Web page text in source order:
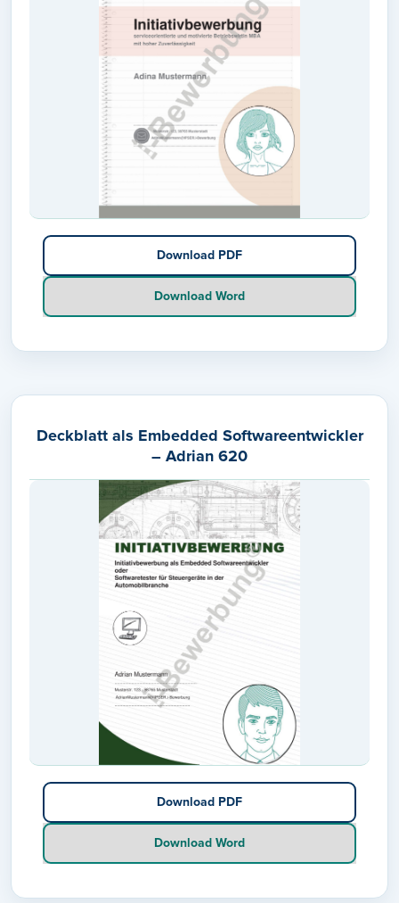
Download PDF
Download Word
Deckblatt als Embedded Softwareentwickler
– Adrian 620
Download PDF
Download Word